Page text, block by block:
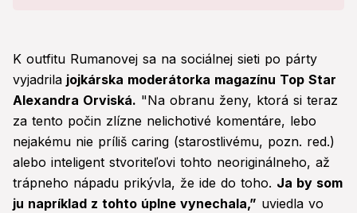
K outfitu Rumanovej sa na sociálnej sieti po párty
vyjadrila jojkárska moderátorka magazínu Top Star
Alexandra Orviská. "Na obranu ženy, ktorá si teraz
za tento počin zlízne nelichotivé komentáre, lebo
nejakému nie príliš caring (starostlivému, pozn. red.)
alebo inteligent stvoriteľovi tohto neoriginálneho, až
trápneho nápadu prikývla, že ide do toho. Ja by som
ju napríklad z tohto úplne vynechala,” uviedla vo